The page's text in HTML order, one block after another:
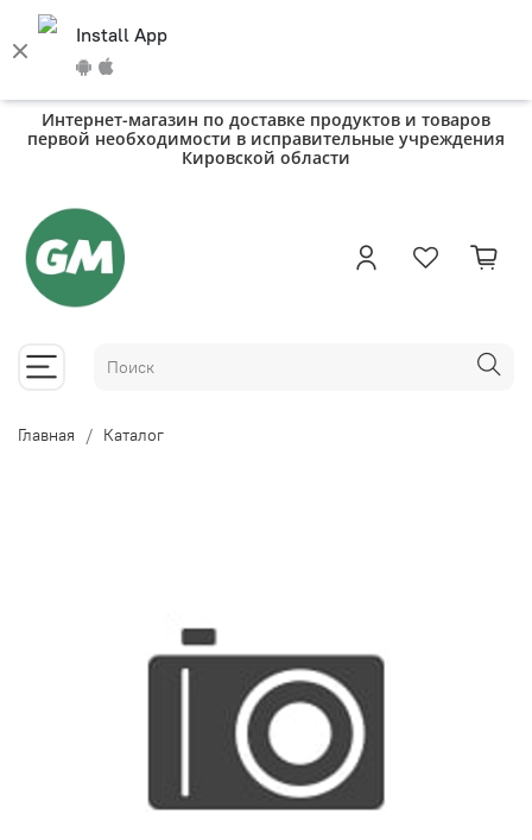
Install App
Интернет-магазин по доставке продуктов и товаров
первой необходимости в исправительные учреждения
Кировской области
Главная Каталог